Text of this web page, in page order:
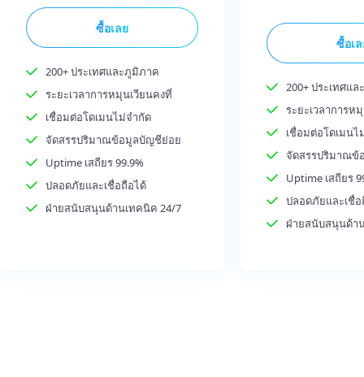
ซื้อเลย
200+ ประเทศและภูมิภาค
ระยะเวลาการหมุนเวียนคงที่
เชื่อมต่อโดเมนไม่จำกัด
จัดสรรปริมาณข้อมูลบัญชีย่อย
Uptime เสถียร 99.9%
ปลอดภัยและเชื่อถือได้
ฝ่ายสนับสนุนด้านเทคนิค 24/7
ซื้อเ
200+ ประเทศแ
ระยะเวลาการห
เชื่อมต่อโดเมนไ
จัดสรรปริมาณ
Uptime เสถียร
ปลอดภัยและเชื่
ฝ่ายสนับสนุนด้า